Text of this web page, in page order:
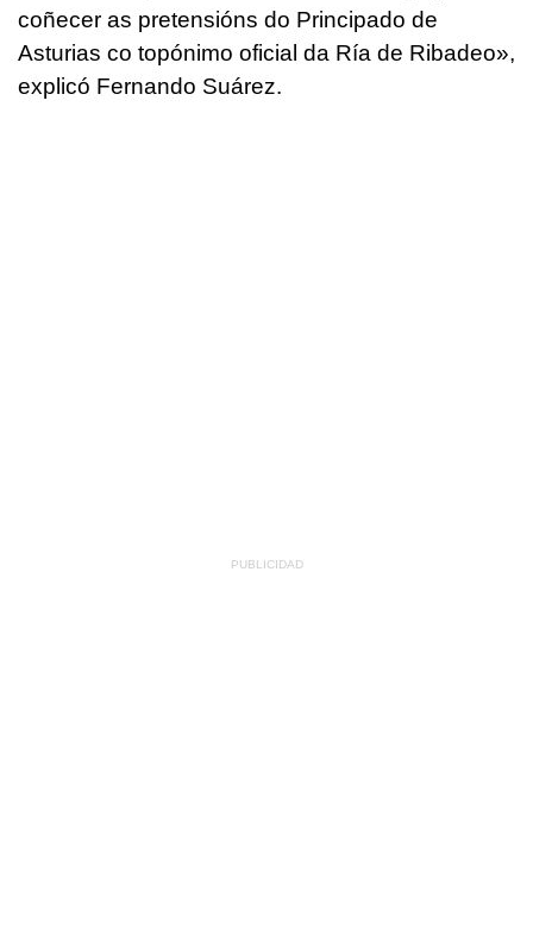
coñecer as pretensións do Principado de
Asturias co topónimo oficial da Ría de Ribadeo»,
explicó Fernando Suárez.